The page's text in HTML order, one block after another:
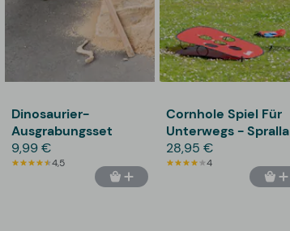
Dinosaurier-
Ausgrabungsset
9,99 €
4,5
Cornhole Spiel Für
Unterwegs - Spralla
28,95 €
4